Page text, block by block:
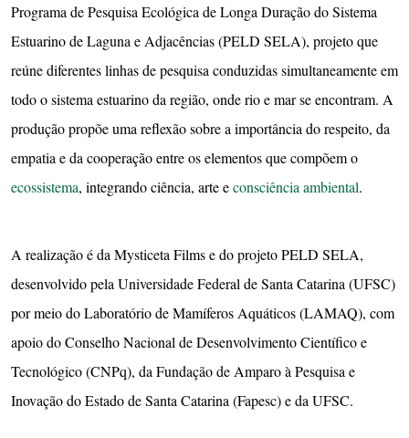
Programa de Pesquisa Ecológica de Longa Duração do Sistema
Estuarino de Laguna e Adjacências (PELD SELA), projeto que
reúne diferentes linhas de pesquisa conduzidas simultaneamente em
todo o sistema estuarino da região, onde rio e mar se encontram. A
produção propõe uma reflexão sobre a importância do respeito, da
empatia e da cooperação entre os elementos que compõem o
ecossistema, integrando ciência, arte econsciência ambiental.
A realização é da Mysticeta Films e do projeto PELD SELA,
desenvolvido pela Universidade Federal de Santa Catarina (UFSC)
por meio do Laboratório de Mamíferos Aquáticos (LAMAQ), com
apoio do Conselho Nacional de Desenvolvimento Científico e
Tecnológico (CNPq), da Fundação de Amparo à Pesquisa e
Inovação do Estado de Santa Catarina (Fapesc) e da UFSC.